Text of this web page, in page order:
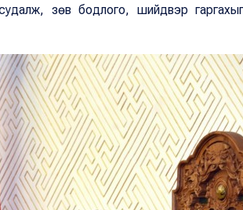
зөв бодлого, шийдвэр